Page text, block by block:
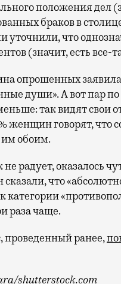
положения дел
браков в
уточнили, что
(значит, есть все-
опрошенных
души». А вот пар
так видят
женщин говорят, что
им обоим.
не радует, оказалось
что
категории
раза чаще.
проведенный ранее,
shutterstock.com